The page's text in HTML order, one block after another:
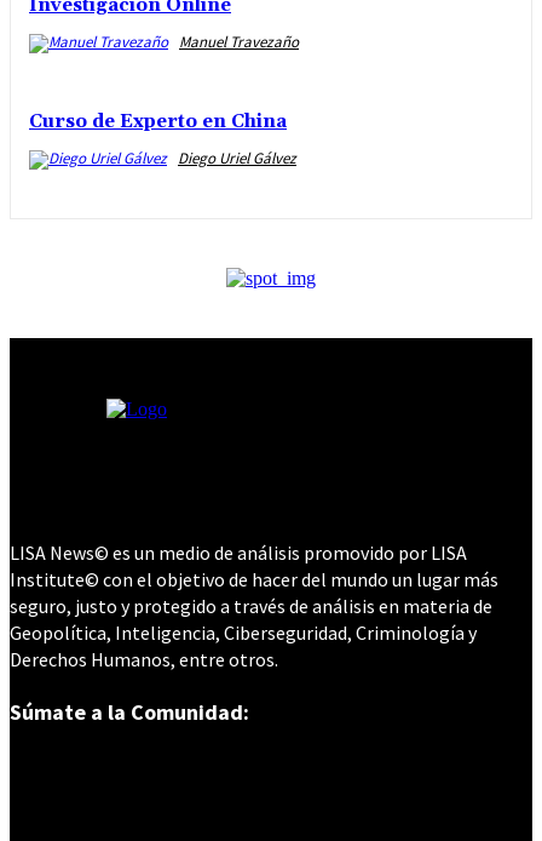
Investigación Online
Manuel Travezaño
Curso de Experto en China
Diego Uriel Gálvez
LISA News© es un medio de análisis promovido por LISA
Institute© con el objetivo de hacer del mundo un lugar más
seguro, justo y protegido a través de análisis en materia de
Geopolítica, Inteligencia, Ciberseguridad, Criminología y
Derechos Humanos, entre otros.
Súmate a la Comunidad: